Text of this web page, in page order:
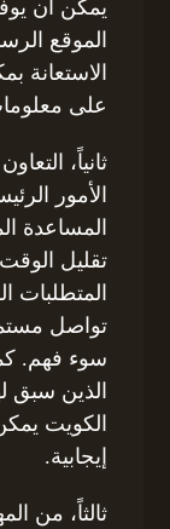
يمكن أن
الموقع
الاستعانة
على
ثانياً،
الأمور
المساعدة
تقليل
المتطلبات
تواصل
سوء فهم.
الذين سبق
الكويت
إيجابية.
ثالثاً، من